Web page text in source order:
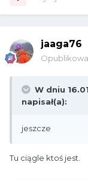
jaaga76
W dniu
napisał(a):
jeszcze
Tu ciągle ktoś jest.